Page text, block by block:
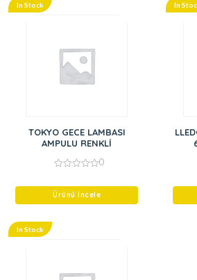
In Stock
TOKYO GECE LAMBASI
AMPULU RENKLİ
of
0
Ürünü İncele
In
In Stock